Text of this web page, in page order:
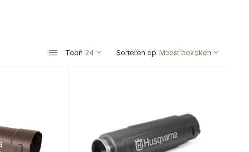
Toon: Sorteren op: